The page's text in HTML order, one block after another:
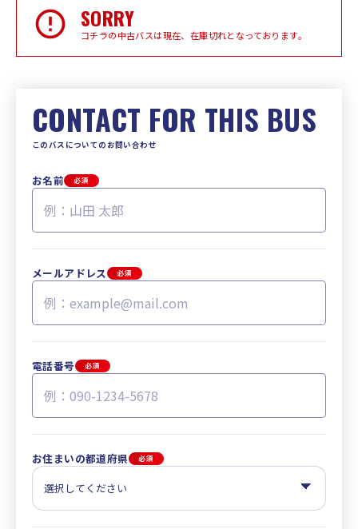
SORRY
コチラの中古バスは現在、在庫切れとなっております。
CONTACT FOR THIS BUS
このバスについてのお問い合わせ
お名前 必須
メールアドレス 必須
電話番号 必須
お住まいの都道府県 必須